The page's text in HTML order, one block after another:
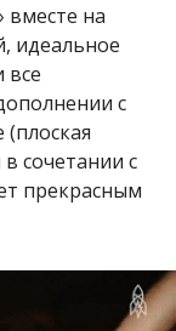
вместе на
идеальное
все
с
сочетании с
прекрасным